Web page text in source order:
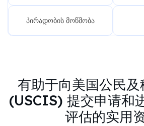
პირადობის მოწმობა
有助于向美国公民及
(USCIS) 提交申请和
评估的实用